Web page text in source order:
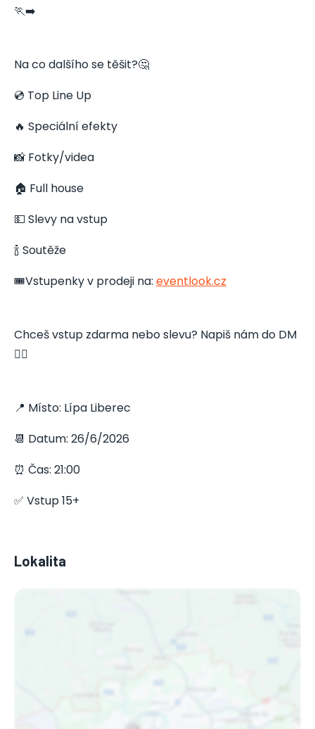
🏃‍➡️
Na co dalšího se těšit?🤔
💿 Top Line Up
🔥 Speciální efekty
📸 Fotky/videa
🏠 Full house
💵 Slevy na vstup
🍾 Soutěže
🎟️Vstupenky v prodeji na: eventlook.cz
Chceš vstup zdarma nebo slevu? Napiš nám do DM
👇🏻
📍 Místo: Lípa Liberec
📆 Datum: 26/6/2026
⏰ Čas: 21:00
✅ Vstup 15+
Lokalita